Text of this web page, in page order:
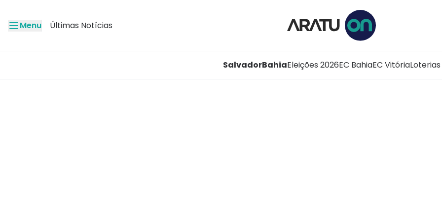
Menu Últimas Notícias
SalvadorBahiaEleições 2026EC BahiaEC VitóriaLoterias